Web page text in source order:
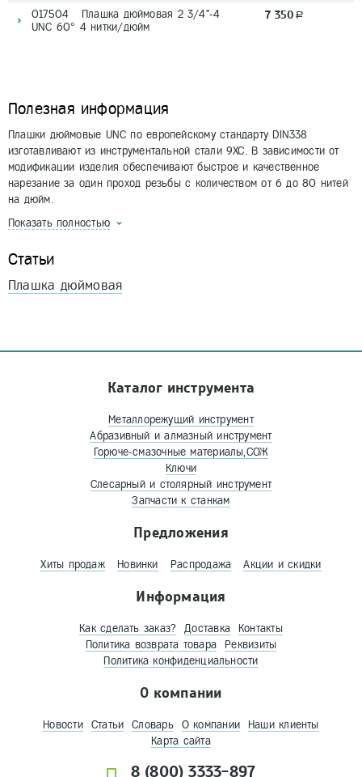
017504 Плашка дюймовая 2 3/4"-4
UNC 60° 4 нитки/дюйм
7 350 a
Полезная информация
Плашки дюймовые UNC по европейскому стандарту DIN338
изготавливают из инструментальной стали 9ХС. В зависимости от
модификации изделия обеспечивают быстрое и качественное
нарезание за один проход резьбы с количеством от 6 до 80 нитей
на дюйм.
Показать полностью
Статьи
Плашка дюймовая
Каталог инструмента
Металлорежущий инструмент
Абразивный и алмазный инструмент
Горюче-смазочные материалы,СОЖ
Ключи
Слесарный и столярный инструмент
Запчасти к станкам
Предложения
Хиты продаж Новинки Распродажа Акции и скидки
Информация
Как сделать заказ? Доставка
Контакты
Политика возврата товара
Реквизиты
Политика конфиденциальности
О компании
Новости Статьи Словарь О компании
Наши клиенты
Карта сайта
8 (800) 3333-897